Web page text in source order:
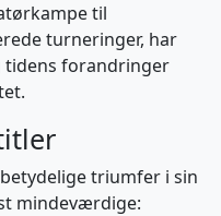
til
turneringer, har
tidens forandringer
triumfer i sin
mindeværdige: